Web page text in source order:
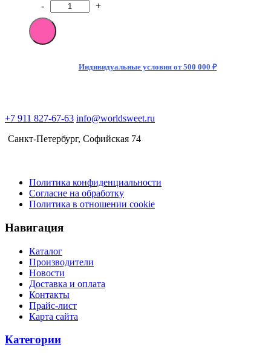
Количество
товара
[M]Энергетический
напиток
БЕЗ
(12)
- +
Индивидуальные условия от 500 000 ₽
+7 911 827-67-63 info@worldsweet.ru
Санкт-Петербург​, Софийская 74
Политика конфиденциальности
Согласие на обработку
Политика в отношении cookie
Навигация
Каталог
Производители
Новости
Доставка и оплата
Контакты
Прайс-лист
Карта сайта
Категории